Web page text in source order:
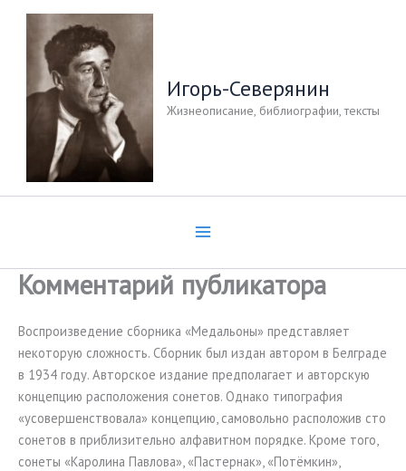
Перейти
содержимому
Игорь-Северянин
Жизнеописание, библиографии, тексты
Комментарий публикатора
Воспроизведение сборника «Медальоны» представляет
некоторую сложность. Сборник был издан автором в Белграде
в 1934 году. Авторское издание предполагает и авторскую
концепцию расположения сонетов. Однако типография
«усовершенствовала» концепцию, самовольно расположив сто
сонетов в приблизительно алфавитном порядке. Кроме того,
сонеты «Каролина Павлова», «Пастернак», «Потёмкин»,